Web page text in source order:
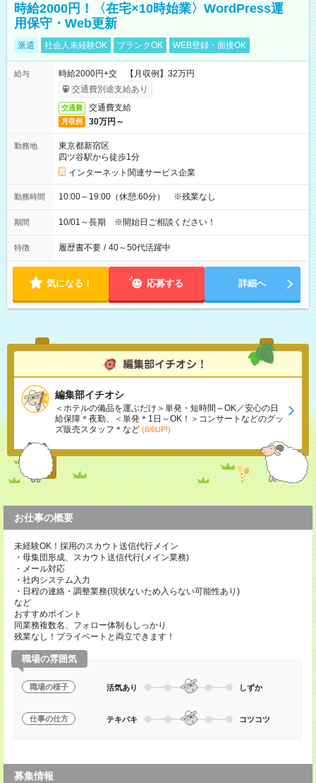
時給2000円！〈在宅×10時始業〉WordPress運
用保守・Web更新
派遣 社会人未経験OK ブランクOK WEB登録・面接OK
給与
時給2000円+交 【月収例】32万円
交通費別途支給あり
交通費 交通費支給
月収例 30万円～
勤務地
東京都新宿区
四ツ谷駅から徒歩1分
インターネット関連サービス企業
勤務時間 10:00～19:00（休憩:60分） ※残業なし
期間 10/01～長期 ※開始日ご相談ください！
特徴 履歴書不要 / 40～50代活躍中
気になる！ 応募する 詳細へ
編集部イチオシ
＜ホテルの備品を運ぶだけ＞単発・短時間～OK／安心の日
給保障＊夜勤、＜単発＊1日～OK！＞コンサートなどのグッ
ズ販売スタッフ＊など (8/6UP!)
お仕事の概要
未経験OK！採用のスカウト送信代行メイン
・母集団形成、スカウト送信代行(メイン業務)
・メール対応
・社内システム入力
・日程の連絡・調整業務(現状ないため入らない可能性あり)
など
おすすめポイント
同業務複数名、フォロー体制もしっかり
残業なし！プライベートと両立できます！
職場の雰囲気
職場の様子 活気あり しずか
仕事の仕方 テキパキ コツコツ
募集情報